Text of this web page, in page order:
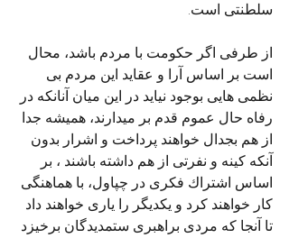
سلطنتی است.
از طرفی اگر حکومت با مردم باشد، محال
است بر اساس آرا و عقاید این مردم بی
نظمی هایی بوجود نیاید در این میان آنانکه در
رفاه حال عموم قدم بر میدارند، همیشه جدا
از هم بجدال خواهند پرداخت و اشرار بدون
آنکه کینه و نفرتی از هم داشته باشند ، بر
اساس اشتراك فکری در چپاول، با هماهنگی
کار خواهند کرد و یکدیگر را یاری خواهند داد
تا آنجا که مردی براهبری ستمدیدگان برخیزد